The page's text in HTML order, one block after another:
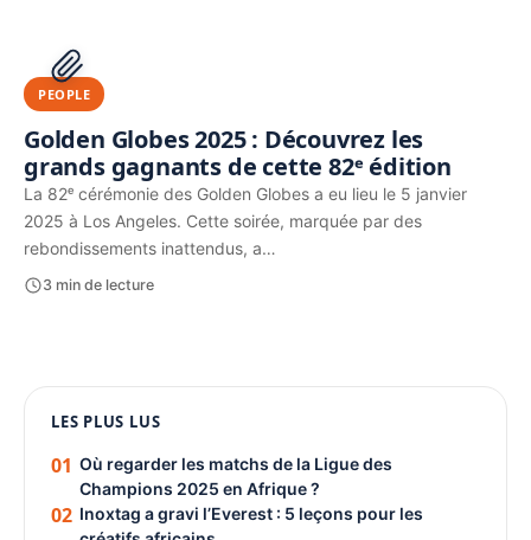
PUBLICITÉ
PEOPLE
Golden Globes 2025 : Découvrez les
grands gagnants de cette 82ᵉ édition
La 82ᵉ cérémonie des Golden Globes a eu lieu le 5 janvier
2025 à Los Angeles. Cette soirée, marquée par des
rebondissements inattendus, a…
3 min de lecture
PUBLICITÉ
LES PLUS LUS
01 Où regarder les matchs de la Ligue des
Champions 2025 en Afrique ?
02 Inoxtag a gravi l’Everest : 5 leçons pour les